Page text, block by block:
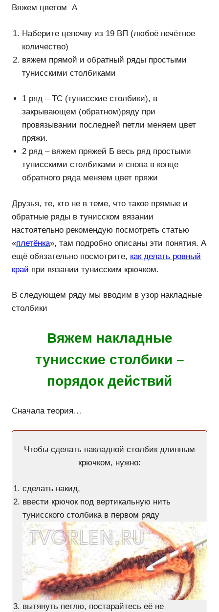
Вяжем цветом А
Наберите цепочку из 19 ВП (любоё нечётное
количество)
вяжем прямой и обратный ряды простыми
тунисскими столбиками
1 ряд – ТС (тунисские столбики), в
закрывающем (обратном)ряду при
провязывании последней петли меняем цвет
пряжи.
2 ряд – вяжем пряжей Б весь ряд простыми
тунисскими столбиками и снова в конце
обратного ряда меняем цвет пряжи
Друзья, те, кто не в теме, что такое прямые и
обратные ряды в тунисском вязании
настоятельно рекомендую посмотреть статью
«плетёнка», там подробно описаны эти понятия. А
ещё обязательно посмотрите, как делать ровный
край при вязании тунисским крючком.
В следующем ряду мы вводим в узор накладные
столбики
Вяжем накладные
тунисские столбики –
порядок действий
Сначала теория…
Чтобы сделать накладной столбик длинным
крючком, нужно:
сделать накид,
ввести крючок под вертикальную нить
тунисского столбика в первом ряду
вытянуть петлю, постарайтесь её не